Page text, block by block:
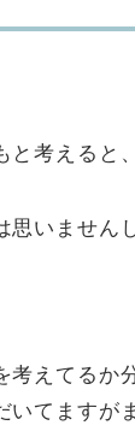
考えると
いません
えてるか
てますが